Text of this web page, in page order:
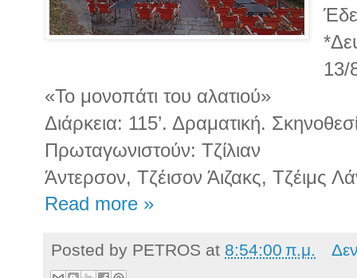
13/
«Το μονοπάτι του αλατιού»
Διάρκεια: 115’. Δραματική.
Πρωταγωνιστούν: Τζίλιαν
Άντερσον, Τζέισον Άιζακς, Τζέιμς
Read more »
Posted by PETROS at 8:54:00 π.μ.